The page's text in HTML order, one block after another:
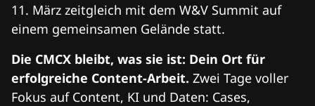
11. März zeitgleich mit dem W&V Summit auf
einem gemeinsamen Gelände statt.
Die CMCX bleibt, was sie ist: Dein Ort für
erfolgreiche Content-Arbeit. Zwei Tage voller
Fokus auf Content, KI und Daten: Cases,